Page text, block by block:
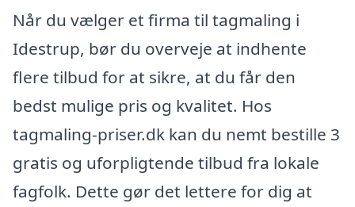
Når du vælger et firma til tagmaling i
Idestrup, bør du overveje at indhente
flere tilbud for at sikre, at du får den
bedst mulige pris og kvalitet. Hos
tagmaling-priser.dk kan du nemt bestille 3
gratis og uforpligtende tilbud fra lokale
fagfolk. Dette gør det lettere for dig at